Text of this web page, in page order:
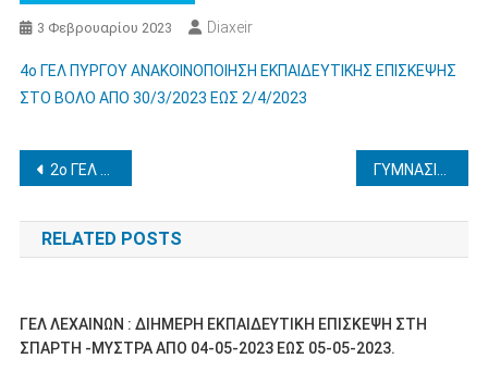
3 Φεβρουαρίου 2023 Diaxeir
4ο ΓΕΛ ΠΥΡΓΟΥ ΑΝΑΚΟΙΝΟΠΟΙΗΣΗ ΕΚΠΑΙΔΕΥΤΙΚΗΣ ΕΠΙΣΚΕΨΗΣ
ΣΤΟ ΒΟΛΟ ΑΠΟ 30/3/2023 ΕΩΣ 2/4/2023
Πλοήγηση
άρθρων
2ο ΓΕΛ ΠΥΡΓΟΥ- ΤΕΤΡΑΗΜΕΡΗ ΕΚΠΑΙΔΕΥΤΙΚΗ ΕΠΙΣΚΕΨΗ ΣΤΗ ΘΕΣΣΑΛΟΝΙΚΗ ΑΠΟ 16/3/2023 ΕΩΣ 19/3/2023
RELATED POSTS
ΓΕΛ ΛΕΧΑΙΝΩΝ : ΔΙΗΜΕΡΗ ΕΚΠΑΙΔΕΥΤΙΚΗ ΕΠΙΣΚΕΨΗ ΣΤΗ
ΣΠΑΡΤΗ -ΜΥΣΤΡΑ ΑΠΟ 04-05-2023 ΕΩΣ 05-05-2023.